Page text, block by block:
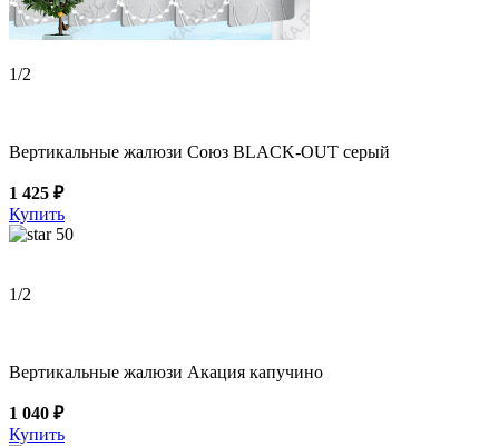
1/2
Вертикальные жалюзи Союз BLACK-OUT серый
1 425 ₽
Купить
50
1/2
Вертикальные жалюзи Акация капучино
1 040 ₽
Купить